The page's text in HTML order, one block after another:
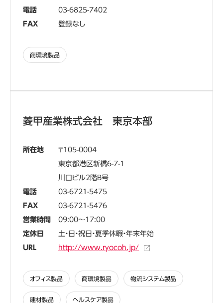
電話
03-6825-7402
FAX
登録なし
商環境製品
菱甲産業株式会社 東京本部
所在地
105-0004
東京都港区新橋6-7-1
川口ビル2階B号
電話
03-6721-5475
FAX
03-6721-5476
営業時間
09:00～17:00
定休日
土・日・祝日・夏季休暇・年末年始
URL
http://www.ryocoh.jp/
オフィス製品 商環境製品 物流システム製品
建材製品 ヘルスケア製品